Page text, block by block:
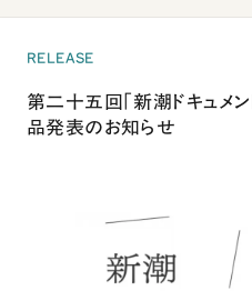
RELEASE
第二十五回「新潮ドキュメ
品発表のお知らせ